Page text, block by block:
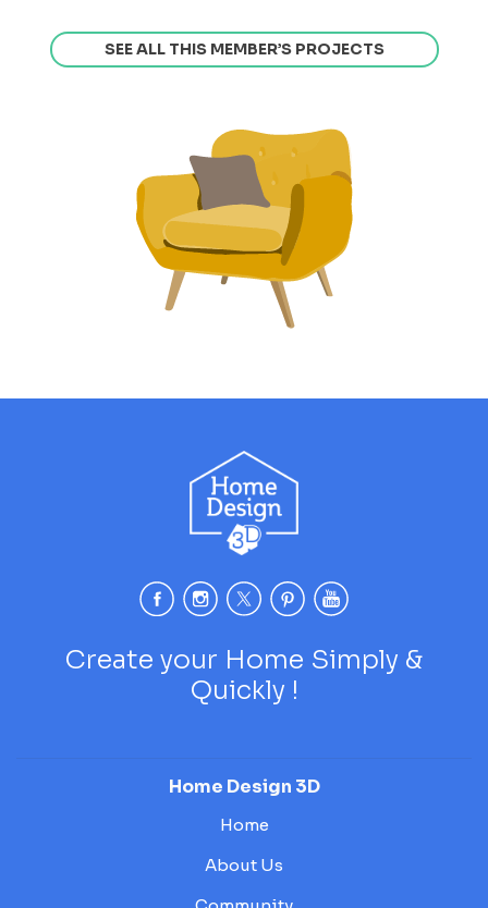
SEE ALL THIS MEMBER’S PROJECTS
Create your Home Simply &
Quickly !
Home Design 3D
Home
About Us